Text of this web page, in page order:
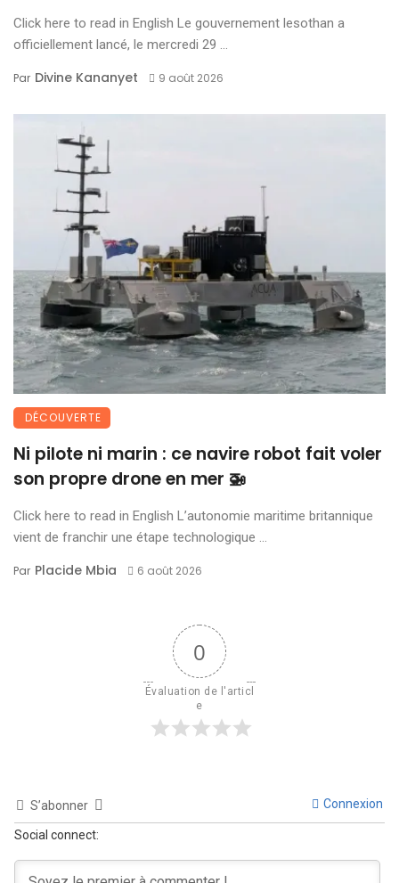
Click here to read in English Le gouvernement lesothan a
officiellement lancé, le mercredi 29 ...
Par Divine Kananyet 9 août 2026
DÉCOUVERTE
Ni pilote ni marin : ce navire robot fait voler
son propre drone en mer 🚁
Click here to read in English L’autonomie maritime britannique
vient de franchir une étape technologique ...
Par Placide Mbia 6 août 2026
0
Évaluation de l'articl
e
S’abonner Connexion
Social connect: